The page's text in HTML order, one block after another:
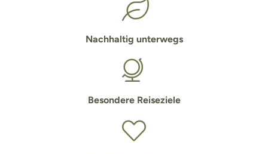
Nachhaltig unterwegs
Besondere Reiseziele